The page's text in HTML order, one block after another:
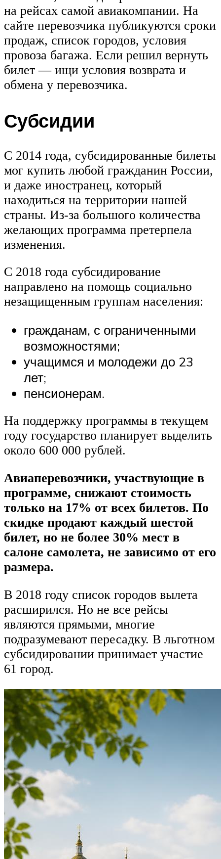
на рейсах самой авиакомпании. На
сайте перевозчика публикуются сроки
продаж, список городов, условия
провоза багажа. Если решил вернуть
билет — ищи условия возврата и
обмена у перевозчика.
Субсидии
С 2014 года, субсидированные билеты
мог купить любой гражданин России,
и даже иностранец, который
находиться на территории нашей
страны. Из-за большого количества
желающих программа претерпела
изменения.
С 2018 года субсидирование
направлено на помощь социально
незащищенным группам населения:
гражданам, с ограниченными
возможностями;
учащимся и молодежи до 23
лет;
пенсионерам.
На поддержку программы в текущем
году государство планирует выделить
около 600 000 рублей.
Авиаперевозчики, участвующие в
программе, снижают стоимость
только на 17% от всех билетов. По
скидке продают каждый шестой
билет, но не более 30% мест в
салоне самолета, не зависимо от его
размера.
В 2018 году список городов вылета
расширился. Но не все рейсы
являются прямыми, многие
подразумевают пересадку. В льготном
субсидировании принимает участие
61 город.